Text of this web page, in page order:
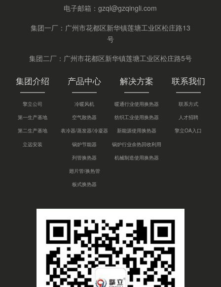
电子邮箱：gzql@gzqingli.com
集团一厂：广州市花都区新华镇莲塘工业区松庄路13
号
集团二厂：广州市花都区新华镇莲塘工业区松庄路5号
集团介绍
擎立公司
第一生产基地
第二生产基地
立远安装
产品中心
冷暖风机
空气散热器
表冷器/蒸发器/冷凝器
锅炉节能器
列管换热器
翅片管/换热管
板式换热器
解决方案
暖通行业使用换热器
纺织工业使用换热器
新能源使用换热器
锅炉行业余热回收利用
机械制造使用换热器
联系我们
联系方式
人才招聘
擎立OA入口